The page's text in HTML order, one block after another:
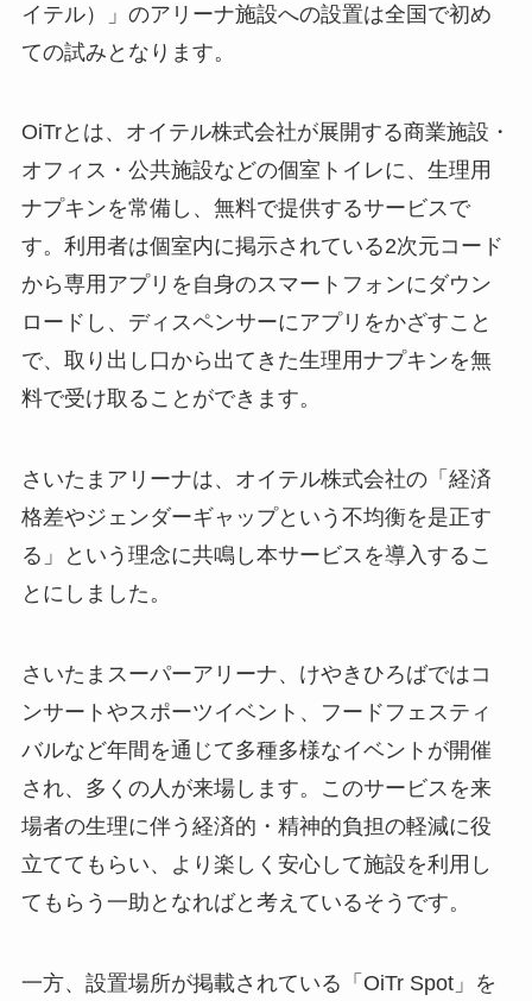
イテル）」のアリーナ施設への設置は全国で初め
ての試みとなります。
OiTrとは、オイテル株式会社が展開する商業施設・
オフィス・公共施設などの個室トイレに、生理用
ナプキンを常備し、無料で提供するサービスで
す。利用者は個室内に掲示されている2次元コード
から専用アプリを自身のスマートフォンにダウン
ロードし、ディスペンサーにアプリをかざすこと
で、取り出し口から出てきた生理用ナプキンを無
料で受け取ることができます。
さいたまアリーナは、オイテル株式会社の「経済
格差やジェンダーギャップという不均衡を是正す
る」という理念に共鳴し本サービスを導入するこ
とにしました。
さいたまスーパーアリーナ、けやきひろばではコ
ンサートやスポーツイベント、フードフェスティ
バルなど年間を通じて多種多様なイベントが開催
され、多くの人が来場します。このサービスを来
場者の生理に伴う経済的・精神的負担の軽減に役
立ててもらい、より楽しく安心して施設を利用し
てもらう一助となればと考えているそうです。
一方、設置場所が掲載されている「OiTr Spot」を